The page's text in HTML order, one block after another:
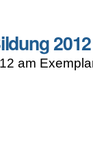
2012
am